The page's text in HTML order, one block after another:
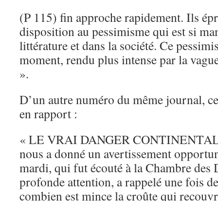
(P 115) fin approche rapidement. Ils
disposition au pessimisme qui est si
littérature et dans la société. Ce
moment, rendu plus intense par la
».
D’un autre numéro du même journal,
en rapport :
« LE VRAI DANGER
nous a donné un avertissement
mardi, qui fut écouté à la Chambre des
profonde attention, a rappelé une fois
combien est mince la croûte qui